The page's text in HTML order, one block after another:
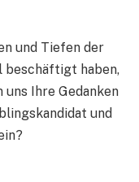
und Tiefen der
beschäftigt haben,
uns Ihre Gedanken
und